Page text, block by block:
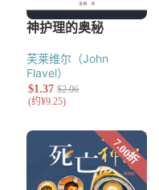
芙莱维尔（John
Flavel）